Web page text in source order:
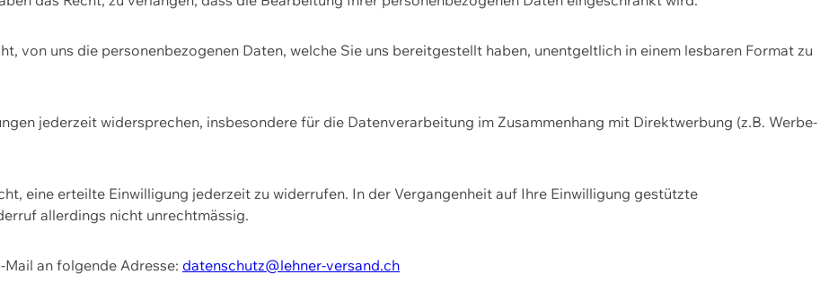
von uns die personenbezogenen Daten, welche Sie uns bereitgestellt haben, unentgeltlich in einem lesbaren Format zu
jederzeit widersprechen, insbesondere für die Datenverarbeitung im Zusammenhang mit Direktwerbung (z.B. Werbe-
eine erteilte Einwilligung jederzeit zu widerrufen. In der Vergangenheit auf Ihre Einwilligung gestützte
allerdings nicht unrechtmässig.
Mail an folgende Adresse: datenschutz@lehner-versand.ch